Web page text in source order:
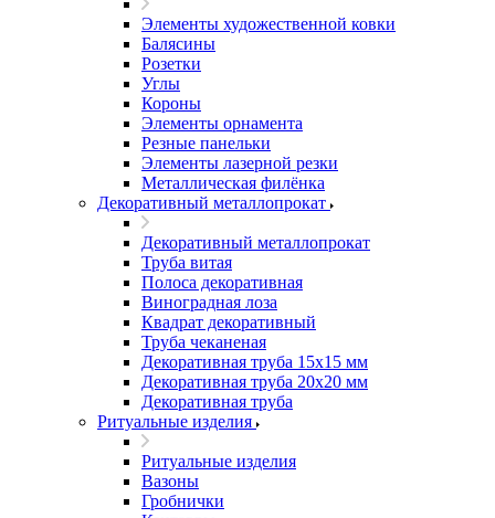
Элементы художественной ковки
Балясины
Розетки
Углы
Короны
Элементы орнамента
Резные панельки
Элементы лазерной резки
Металлическая филёнка
Декоративный металлопрокат
Декоративный металлопрокат
Труба витая
Полоса декоративная
Виноградная лоза
Квадрат декоративный
Труба чеканеная
Декоративная труба 15х15 мм
Декоративная труба 20х20 мм
Декоративная труба
Ритуальные изделия
Ритуальные изделия
Вазоны
Гробнички